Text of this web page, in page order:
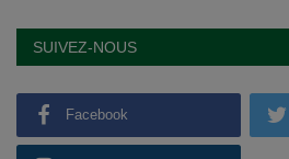
SUIVEZ-NOUS
Facebook